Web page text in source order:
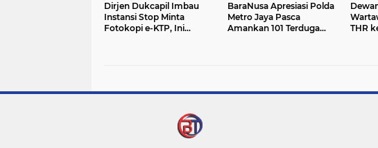
Dirjen Dukcapil Imbau
Instansi Stop Minta
Fotokopi e-KTP, Ini
BaraNusa Apresiasi Polda
Metro Jaya Pasca
Amankan 101 Terduga
THR